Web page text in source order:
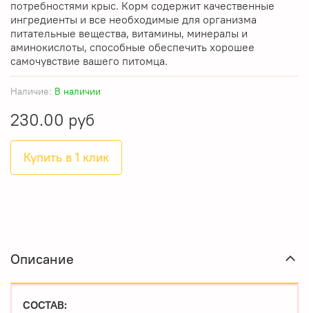
Наличие: В наличии
230.00 руб
Купить в 1 клик
потребностями крыс. Корм содержит качественные
ингредиенты и все необходимые для организма
питательные вещества, витамины, минералы и
аминокислоты, способные обеспечить хорошее
самочувствие вашего питомца.
Описание
СОСТАВ: